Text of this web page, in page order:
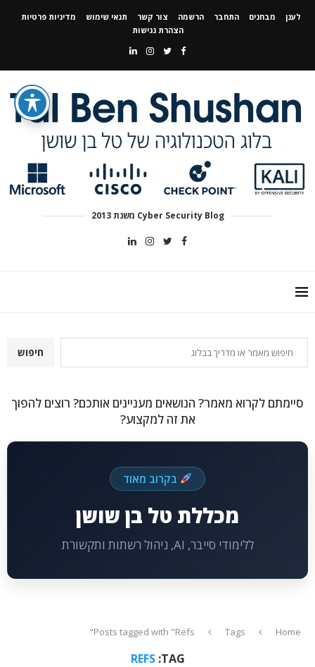
לענן מבחנים התחבר הרשמה צור קשר תנאי שימוש
מדיניות פרטיות
הצהרת נגישות
Cyber Security Blog משנת 2013
חיפוש
סיימתם לקרוא מאמר? הנושאים מעניינים אותכם? רוצים להפוך
את זה למקצוע?
בקרוב מאוד
מכללת טל בן שושן
ללימודי סייבר, AI, ניהול רשתות ותקשורת
Home
Tags
Posts tagged with "Refs"
TAG:
REFS